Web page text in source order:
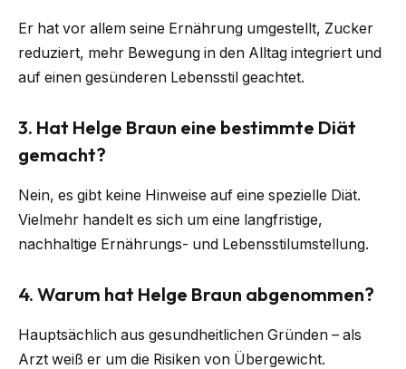
Er hat vor allem seine Ernährung umgestellt, Zucker
reduziert, mehr Bewegung in den Alltag integriert und
auf einen gesünderen Lebensstil geachtet.
3. Hat Helge Braun eine bestimmte Diät
gemacht?
Nein, es gibt keine Hinweise auf eine spezielle Diät.
Vielmehr handelt es sich um eine langfristige,
nachhaltige Ernährungs- und Lebensstilumstellung.
4. Warum hat Helge Braun abgenommen?
Hauptsächlich aus gesundheitlichen Gründen – als
Arzt weiß er um die Risiken von Übergewicht.